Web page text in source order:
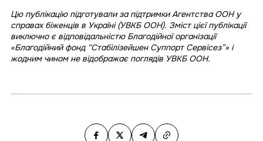
Цю публікацію підготували за підтримки Агентства ООН у
справах біженців в Україні (УВКБ ООН). Зміст цієї публікації
виключно є відповідальністю Благодійної організації
«Благодійний фонд “Стабілізейшен Суппорт Сервісез”» і
жодним чином не відображає поглядів УВКБ ООН.